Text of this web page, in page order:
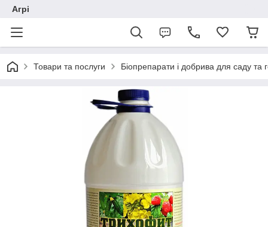
Агрі
Товари та послуги Біопрепарати і добрива для саду та